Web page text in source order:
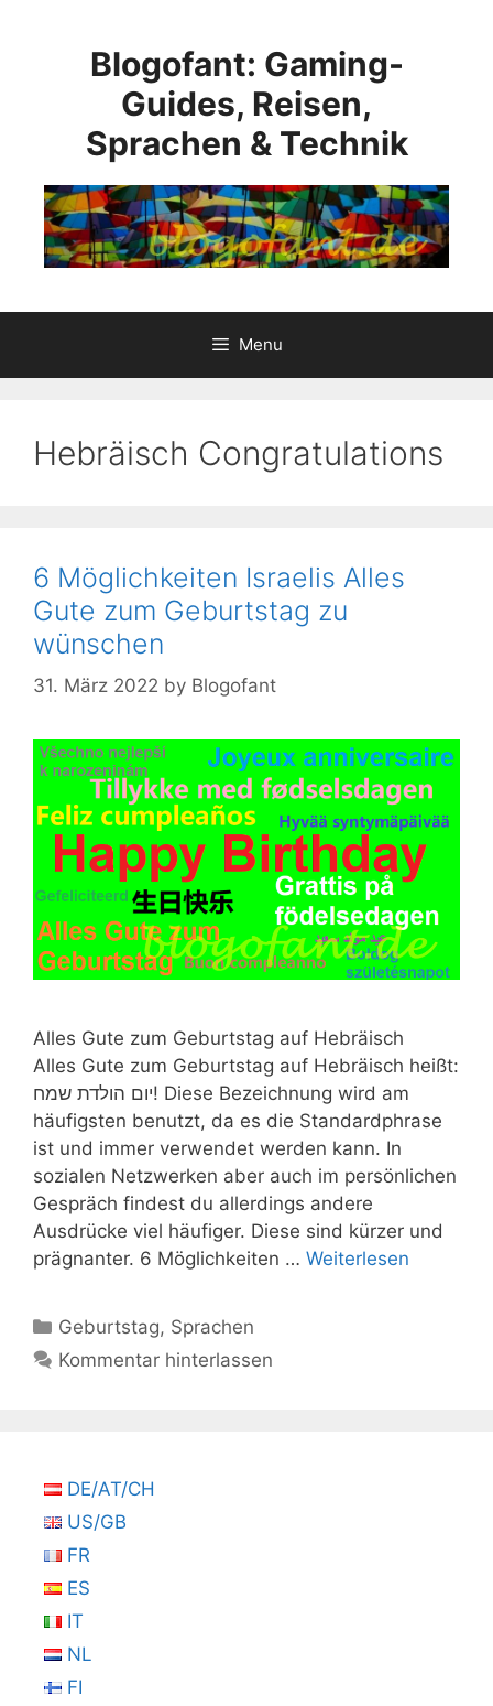
Blogofant: Gaming-
Guides, Reisen,
Sprachen & Technik
Menu
Hebräisch Congratulations
6 Möglichkeiten Israelis Alles
Gute zum Geburtstag zu
wünschen
31. März 2022 by Blogofant
Alles Gute zum Geburtstag auf Hebräisch
Alles Gute zum Geburtstag auf Hebräisch heißt:
יום הולדת שמח! Diese Bezeichnung wird am
häufigsten benutzt, da es die Standardphrase
ist und immer verwendet werden kann. In
sozialen Netzwerken aber auch im persönlichen
Gespräch findest du allerdings andere
Ausdrücke viel häufiger. Diese sind kürzer und
prägnanter. 6 Möglichkeiten … Weiterlesen
Kategorien
Geburtstag, Sprachen
Kommentar hinterlassen
DE/AT/CH
US/GB
FR
ES
IT
NL
FI